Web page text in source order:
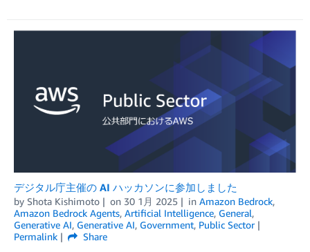
デジタル庁主催の AI ハッカソンに参加しました
by Shota Kishimoto on 30 1月 2025 in Amazon Bedrock,
Amazon Bedrock Agents, Artificial Intelligence, General,
Generative AI, Generative AI, Government, Public Sector
Permalink
Share